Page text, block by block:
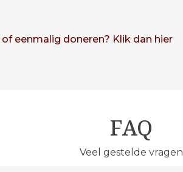
eenmalig doneren? Klik dan hier
FAQ
Veel gestelde vragen